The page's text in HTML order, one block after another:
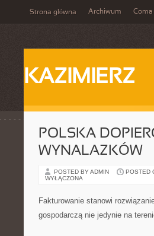
Strona główna Archiwum Coma
KAZIMIERZ
POLSKA
WYNALAZKÓW
POSTED BY ADMIN POSTED
WYŁĄCZONA
Fakturowanie stanowi
gospodarczą nie jedynie na